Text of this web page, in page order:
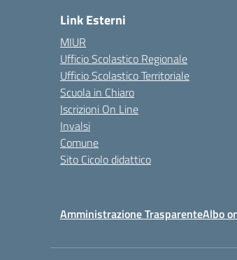
Link Esterni
MIUR
Ufficio Scolastico Regionale
Ufficio Scolastico Territoriale
Scuola in Chiaro
Iscrizioni On Line
Invalsi
Comune
Sito Cicolo didattico
Amministrazione TrasparenteAlbo